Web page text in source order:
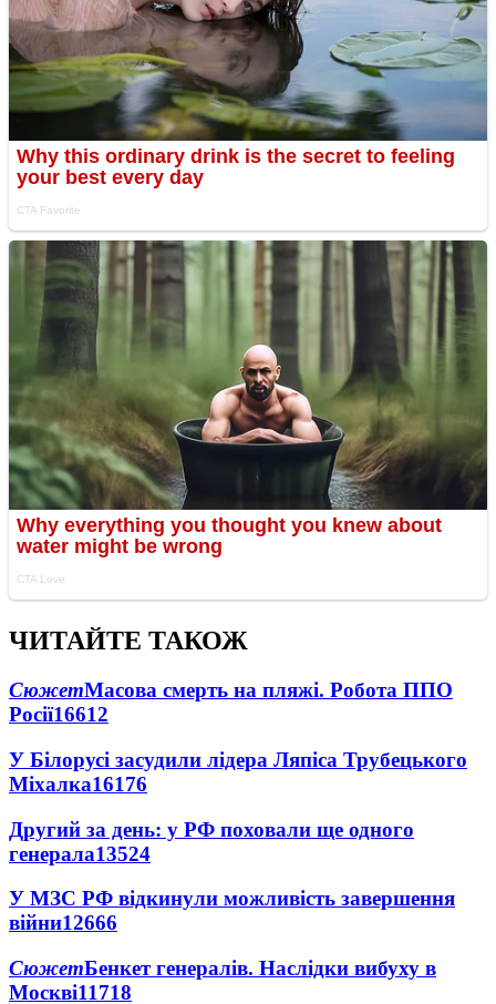
ЧИТАЙТЕ ТАКОЖ
СюжетМасова смерть на пляжі. Робота ППО
Росії16612
У Білорусі засудили лідера Ляпіса Трубецького
Міхалка16176
Другий за день: у РФ поховали ще одного
генерала13524
У МЗС РФ відкинули можливість завершення
війни12666
СюжетБенкет генералів. Наслідки вибуху в
Москві11718